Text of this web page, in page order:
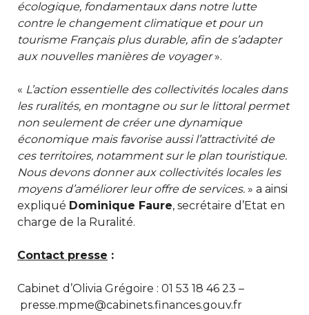
écologique, fondamentaux dans notre lutte
contre le changement climatique et pour un
tourisme Français plus durable, afin de s’adapter
aux nouvelles manières de voyager».
« L’action essentielle des collectivités locales dans
les ruralités, en montagne ou sur le littoral permet
non seulement de créer une dynamique
économique mais favorise aussi l’attractivité de
ces territoires, notamment sur le plan touristique.
Nous devons donner aux collectivités locales les
moyens d’améliorer leur offre de services. » a ainsi
expliqué Dominique Faure, secrétaire d’Etat en
charge de la Ruralité.
Contact presse :
Cabinet d’Olivia Grégoire : 01 53 18 46 23 –
presse.mpme@cabinets.finances.gouv.fr